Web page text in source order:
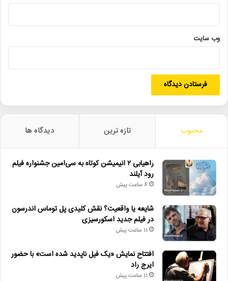
وب‌ سایت
محبوب تازه ترین دیدگاه ها
راهیابی ۲ انیمیشن کوتاه به سی‌امین جشنواره فیلم
رود آیلند
8 ساعت پیش
شایعه یا واقعیت؟ نقش کلیدی پل توماس اندرسون
در فیلم جدید اسکورسیزی
11 ساعت پیش
افتتاح نمایش «یک فیل ناپدید شده است» با حضور
ایرج راد
11 ساعت پیش